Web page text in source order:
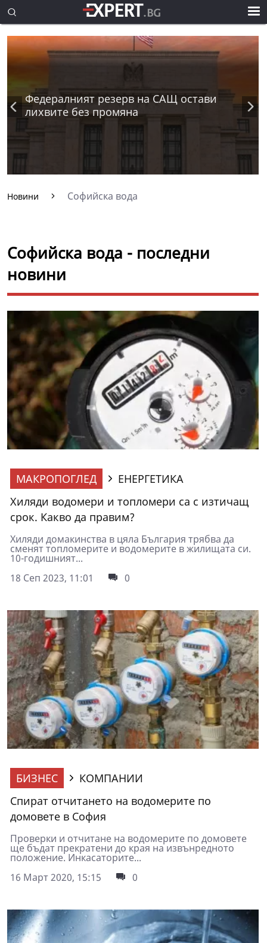
Федералният резерв на САЩ остави
лихвите без промяна
Новини Софийска вода
Софийска вода - последни
новини
МАКРОПОГЛЕД
ЕНЕРГЕТИКА
Хиляди водомери и топломери са с изтичащ
срок. Какво да правим?
Хиляди домакинства в цяла България трябва да
сменят топломерите и водомерите в жилищата си.
10-годишният...
18 Сеп 2023, 11:01
0
БИЗНЕС
КОМПАНИИ
Спират отчитането на водомерите по
домовете в София
Проверки и отчитане на водомерите по домовете
ще бъдат прекратени до края на извънредното
положение. Инкасаторите...
16 Март 2020, 15:15
0